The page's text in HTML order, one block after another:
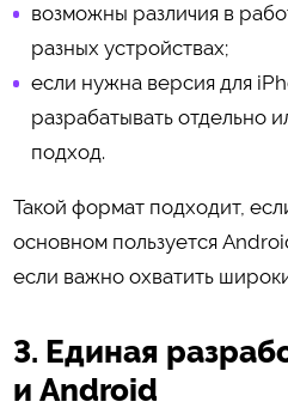
возможны различия в
разных устройствах;
если нужна версия для
разрабатывать отдельно
подход.
Такой формат подходит,
основном пользуется
если важно охватить
3. Единая
и Android